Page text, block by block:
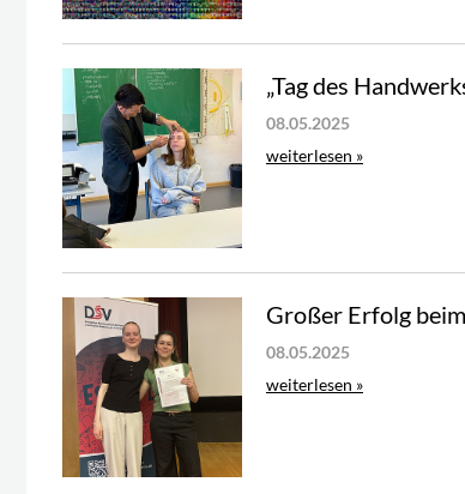
„Tag des
08.05.2025
weiterlesen »
Großer Erfolg
08.05.2025
weiterlesen »